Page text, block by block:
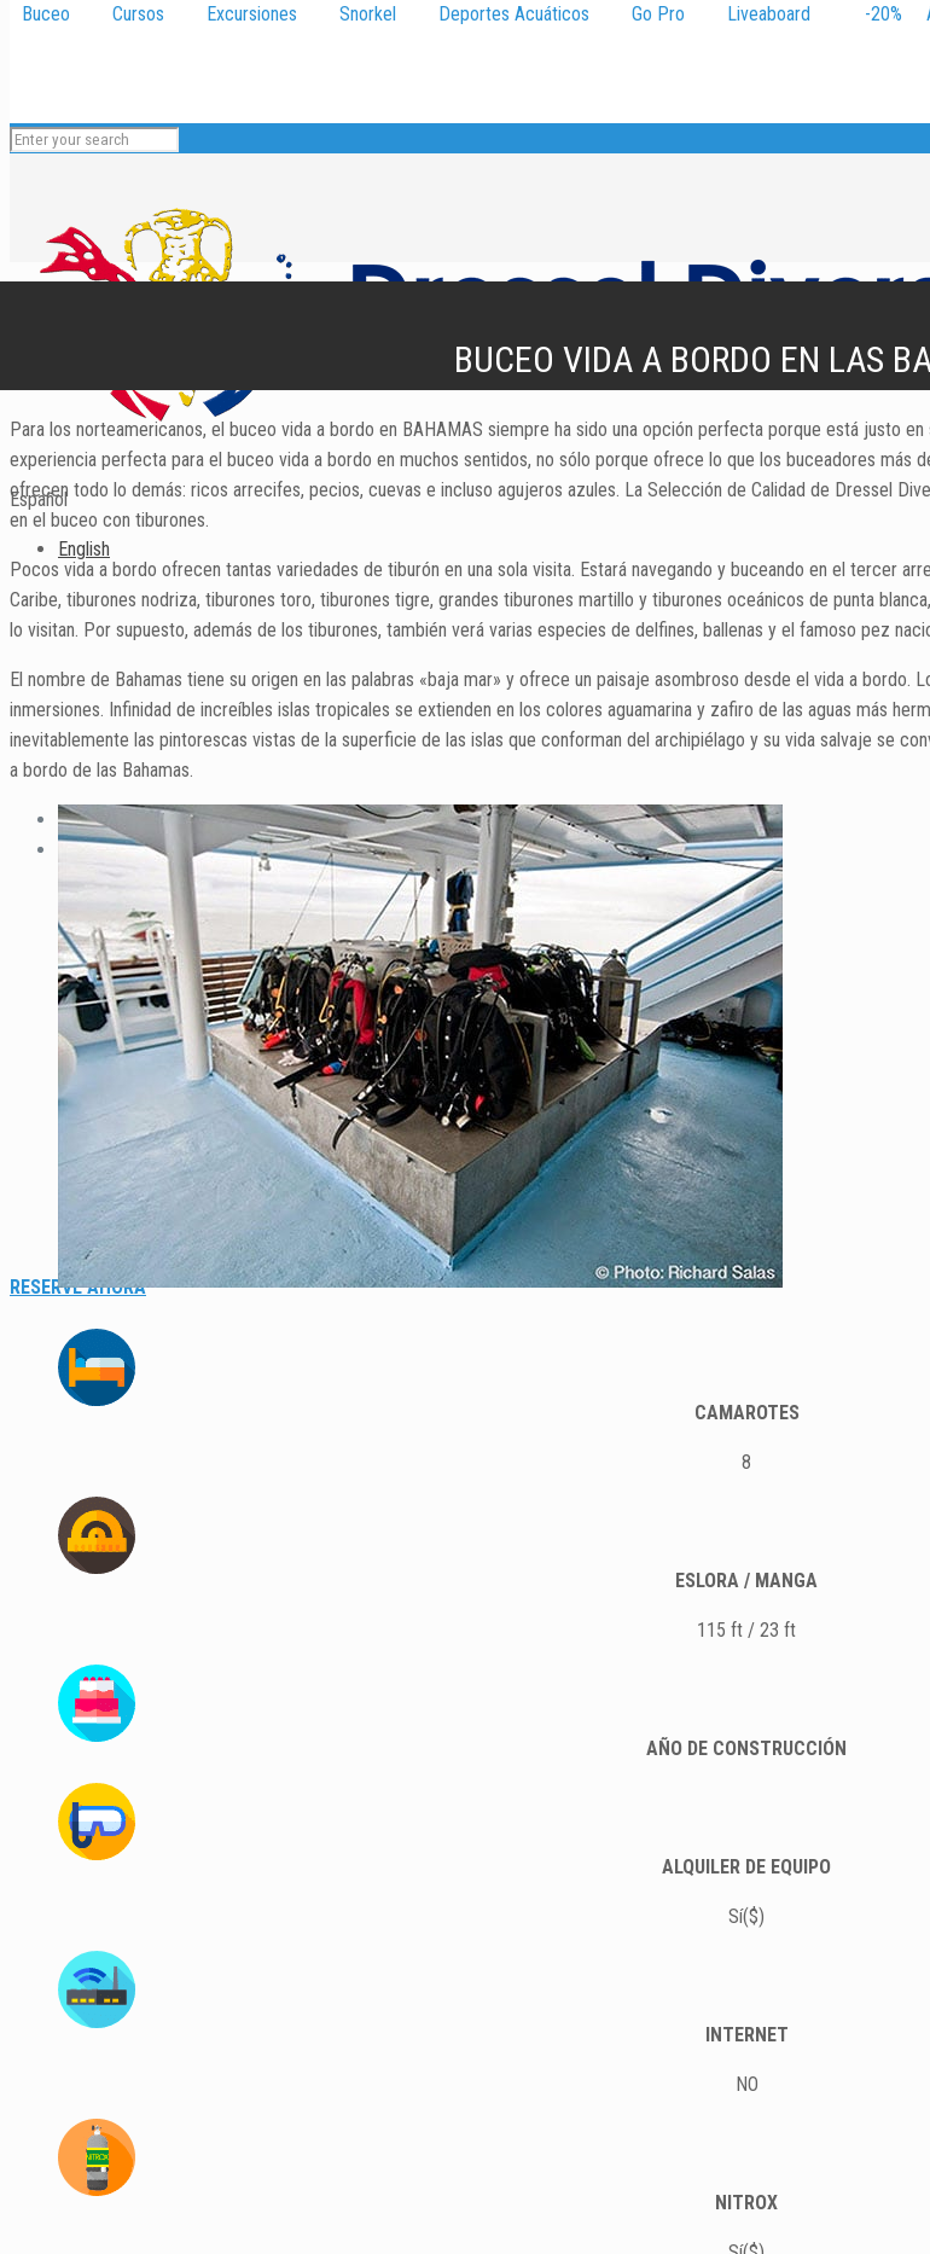
Buceo Cursos Excursiones Snorkel Deportes Acuáticos Go Pro Liveaboard -20%
Español
English
BUCEO VIDA A BORDO EN LAS
Para los norteamericanos, el buceo vida a bordo en BAHAMAS siempre ha sido una opción perfecta porque está justo
experiencia perfecta para el buceo vida a bordo en muchos sentidos, no sólo porque ofrece lo que los buceadores más
ofrecen todo lo demás: ricos arrecifes, pecios, cuevas e incluso agujeros azules. La Selección de Calidad de Dressel
en el buceo con tiburones.
Pocos vida a bordo ofrecen tantas variedades de tiburón en una sola visita. Estará navegando y buceando en el tercer
Caribe, tiburones nodriza, tiburones toro, tiburones tigre, grandes tiburones martillo y tiburones oceánicos de punta
lo visitan. Por supuesto, además de los tiburones, también verá varias especies de delfines, ballenas y el famoso pez
El nombre de Bahamas tiene su origen en las palabras «baja mar» y ofrece un paisaje asombroso desde el vida a bordo.
inmersiones. Infinidad de increíbles islas tropicales se extienden en los colores aguamarina y zafiro de las aguas más
inevitablemente las pintorescas vistas de la superficie de las islas que conforman del archipiélago y su vida salvaje se
a bordo de las Bahamas.
Previous
Next
RESERVE AHORA
CAMAROTES
8
ESLORA / MANGA
115 ft / 23 ft
AÑO DE CONSTRUCCIÓN
ALQUILER DE EQUIPO
Sí($)
INTERNET
NO
NITROX